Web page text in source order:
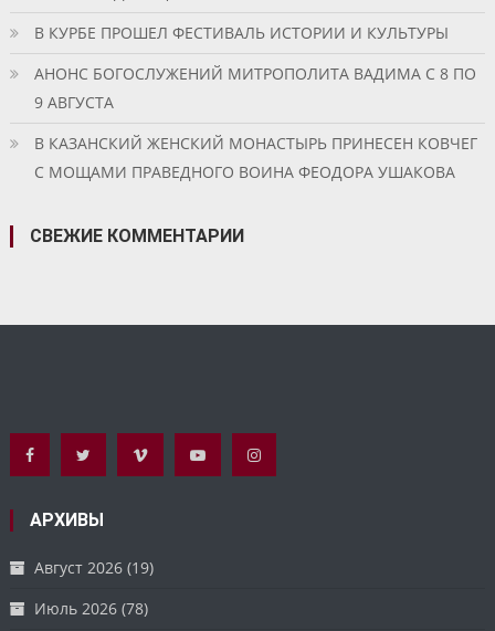
В КУРБЕ ПРОШЕЛ ФЕСТИВАЛЬ ИСТОРИИ И КУЛЬТУРЫ
АНОНС БОГОСЛУЖЕНИЙ МИТРОПОЛИТА ВАДИМА С 8 ПО
9 АВГУСТА
В КАЗАНСКИЙ ЖЕНСКИЙ МОНАСТЫРЬ ПРИНЕСЕН КОВЧЕГ
С МОЩАМИ ПРАВЕДНОГО ВОИНА ФЕОДОРА УШАКОВА
СВЕЖИЕ КОММЕНТАРИИ
АРХИВЫ
Август 2026 (19)
Июль 2026 (78)